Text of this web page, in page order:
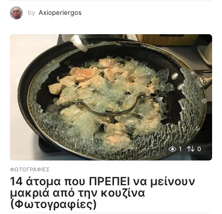
by Axioperiergos
1 0
ΦΩΤΟΓΡΑΦΊΕΣ
14 άτομα που ΠΡΕΠΕΙ να μείνουν
μακριά από την κουζίνα
(Φωτογραφίες)